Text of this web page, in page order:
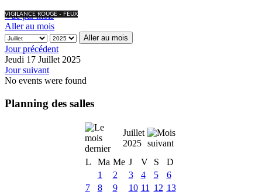
VIGILANCE ROUGE - FEUX
Vue par mois
Aller au mois
Aller au mois
Jour précédent
Jeudi 17 Juillet 2025
Jour suivant
No events were found
Planning des salles
Juillet
2025
L
Ma Me J V S
D
1
2 3 4 5
6
7
8 9 10 11 12 13